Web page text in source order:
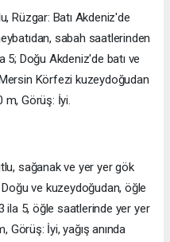
Rüzgar: Batı Akdeniz'de
sabah saatlerinden
Doğu Akdeniz'de batı ve
Körfezi kuzeydoğudan
m, Görüş: İyi.
sağanak ve yer yer gök
ve kuzeydoğudan, öğle
ila 5, öğle saatlerinde yer yer
Görüş: İyi, yağış anında